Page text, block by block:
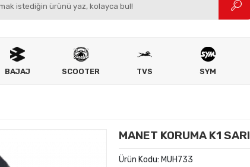
BAJAJ SCOOTER TVS SYM
MANET KORUMA K1 SARI
Ürün Kodu: MUH733